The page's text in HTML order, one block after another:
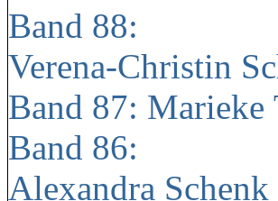
Band 88:
Verena-Christin
Band 87: Marieke
Band 86:
Alexandra Schenk